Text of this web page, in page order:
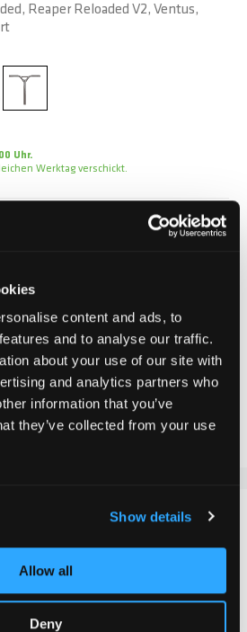
content and ads, to
and to analyse our traffic.
about your use of our site with
and analytics partners who
information that you’ve
they’ve collected from your use
Show details
Allow all
Deny
Reaper Reloaded V2, Ventus,
Uhr.
Werktag verschickt.
In den Warenkorb
Lenker in Grau ist aus
gearbeitet und kommt
entgegen.